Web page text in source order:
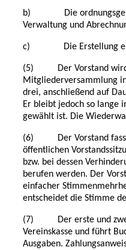
b) Die
Verwaltung und
c) Die Erstellung
(5) Der Vorstand wird
Mitgliederversammlung
drei, anschließend auf
Er bleibt jedoch so lange
gewählt ist. Die
(6) Der Vorstand fasst
öffentlichen
bzw. bei dessen
berufen werden. Der
einfacher
entscheidet die Stimme
(7) Der erste und
Vereinskasse und führt
Ausgaben.